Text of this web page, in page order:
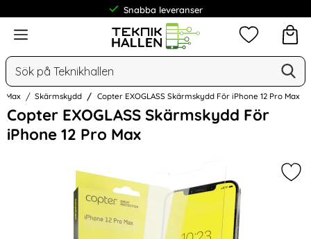
Frakt från 19 kr
Meny
Sök
Mina
Max Skärmskydd Copter EXOGLASS Skärmskydd För iPhone 12 Pro Max
Copter EXOGLASS Skärmskydd För
iPhone 12 Pro Max
Hoppa
över
Bilder